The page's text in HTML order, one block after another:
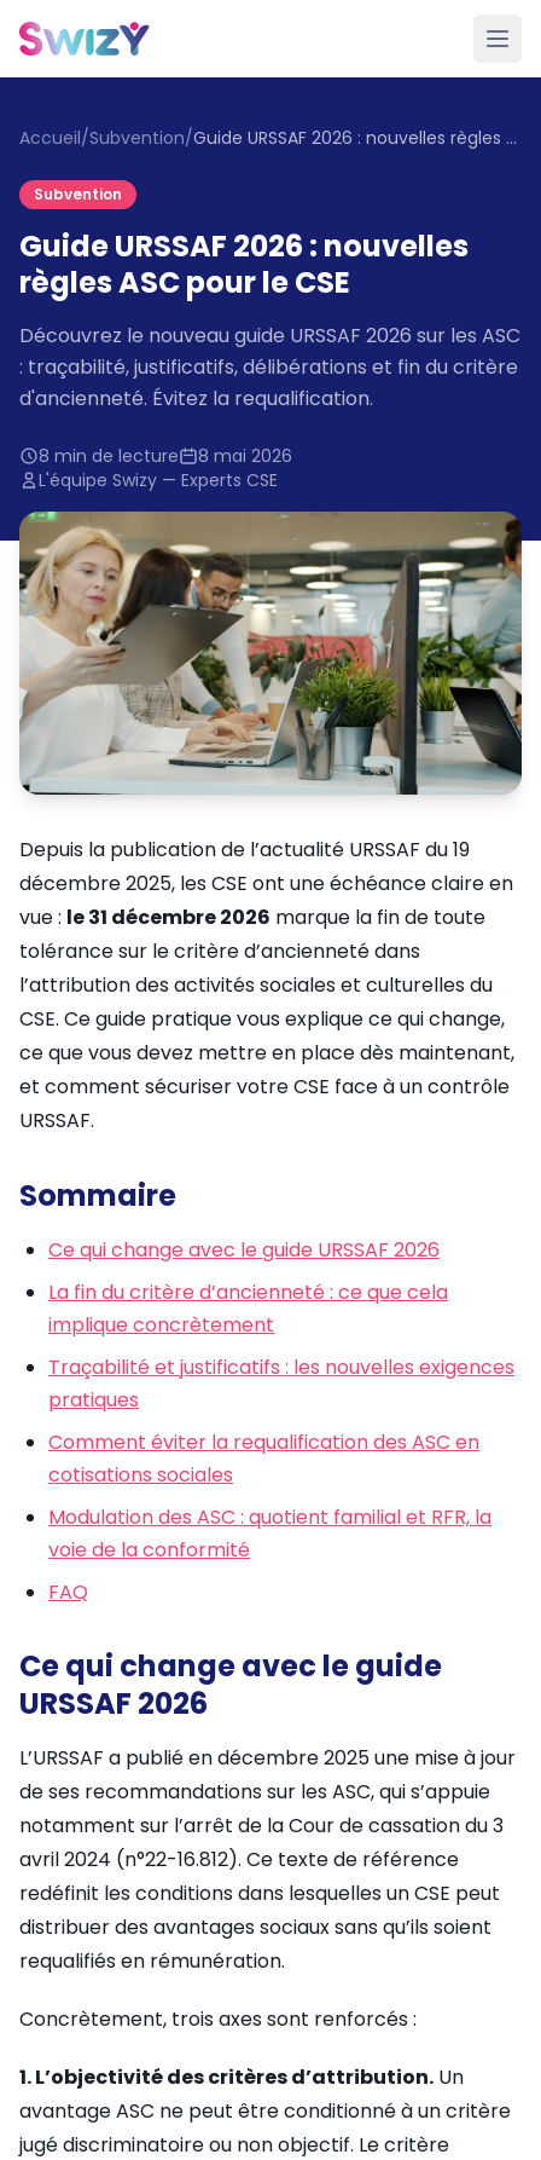
Accueil/Subvention/ Guide URSSAF 2026 : nouvelles règles ASC pour le CSE
Subvention
Guide URSSAF 2026 : nouvelles
règles ASC pour le CSE
Découvrez le nouveau guide URSSAF 2026 sur les ASC
: traçabilité, justificatifs, délibérations et fin du critère
d'ancienneté. Évitez la requalification.
8 min de lecture
8 mai 2026
L'équipe Swizy — Experts CSE
Depuis la publication de l’actualité URSSAF du 19
décembre 2025, les CSE ont une échéance claire en
vue : le 31 décembre 2026 marque la fin de toute
tolérance sur le critère d’ancienneté dans
l’attribution des activités sociales et culturelles du
CSE. Ce guide pratique vous explique ce qui change,
ce que vous devez mettre en place dès maintenant,
et comment sécuriser votre CSE face à un contrôle
URSSAF.
Sommaire
Ce qui change avec le guide URSSAF 2026
La fin du critère d’ancienneté : ce que cela
implique concrètement
Traçabilité et justificatifs : les nouvelles exigences
pratiques
Comment éviter la requalification des ASC en
cotisations sociales
Modulation des ASC : quotient familial et RFR, la
voie de la conformité
FAQ
Ce qui change avec le guide
URSSAF 2026
L’URSSAF a publié en décembre 2025 une mise à jour
de ses recommandations sur les ASC, qui s’appuie
notamment sur l’arrêt de la Cour de cassation du 3
avril 2024 (n°22-16.812). Ce texte de référence
redéfinit les conditions dans lesquelles un CSE peut
distribuer des avantages sociaux sans qu’ils soient
requalifiés en rémunération.
Concrètement, trois axes sont renforcés :
1. L’objectivité des critères d’attribution. Un
avantage ASC ne peut être conditionné à un critère
jugé discriminatoire ou non objectif. Le critère